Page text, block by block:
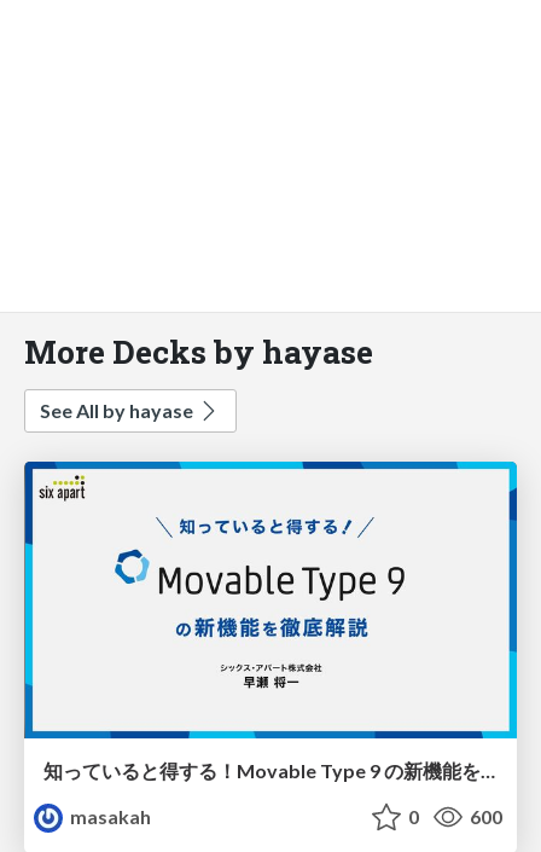
More Decks by hayase
See All by hayase
知っていると得する！Movable Type 9 の新機能を徹底解説
masakah
0 600